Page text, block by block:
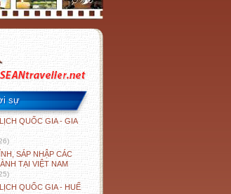
sự
QUỐC GIA - GIA
SÁP NHẬP CÁC
TẠI VIỆT NAM
QUỐC GIA - HUẾ